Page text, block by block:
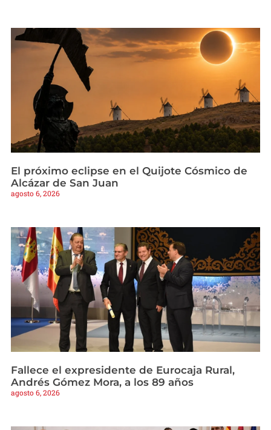
El próximo eclipse en el Quijote Cósmico de
Alcázar de San Juan
agosto 6, 2026
Fallece el expresidente de Eurocaja Rural,
Andrés Gómez Mora, a los 89 años
agosto 6, 2026